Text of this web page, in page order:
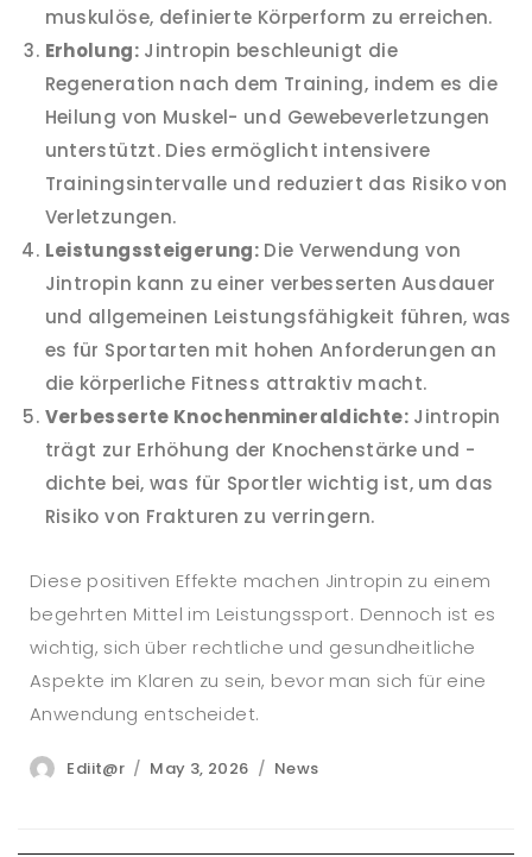
muskulöse, definierte Körperform zu erreichen.
Erholung:Jintropin beschleunigt die
Regeneration nach dem Training, indem es die
Heilung von Muskel- und Gewebeverletzungen
unterstützt. Dies ermöglicht intensivere
Trainingsintervalle und reduziert das Risiko von
Verletzungen.
Leistungssteigerung: Die Verwendung von
Jintropin kann zu einer verbesserten Ausdauer
und allgemeinen Leistungsfähigkeit führen, was
es für Sportarten mit hohen Anforderungen an
die körperliche Fitness attraktiv macht.
Verbesserte Knochenmineraldichte:Jintropin
trägt zur Erhöhung der Knochenstärke und -
dichte bei, was für Sportler wichtig ist, um das
Risiko von Frakturen zu verringern.
Diese positiven Effekte machen Jintropin zu einem
begehrten Mittel im Leistungssport. Dennoch ist es
wichtig, sich über rechtliche und gesundheitliche
Aspekte im Klaren zu sein, bevor man sich für eine
Anwendung entscheidet.
Author
Ediit@r
Posted
May 3, 2026 Categories
News